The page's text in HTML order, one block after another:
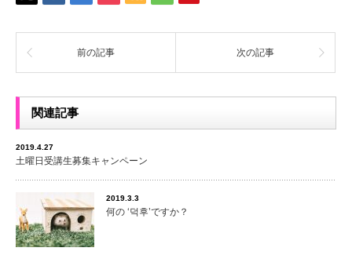
前の記事 次の記事
関連記事
2019.4.27
土曜日受講生募集キャンペーン
2019.3.3
何の ‘덕후’ですか？